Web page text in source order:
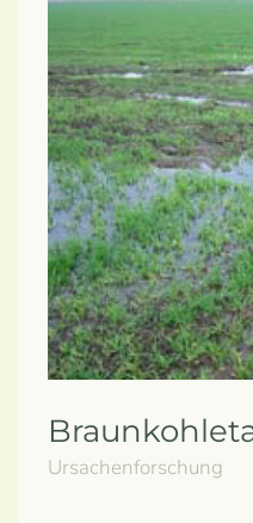
Ursachenforschung